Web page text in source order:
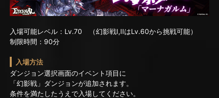
入場可能レベル：Lv.70 （幻影戦I,IIはLv.60から挑戦可能）
制限時間：90分
入場方法
ダンジョン選択画面のイベント項目に
「幻影戦」ダンジョンが追加されます。
条件を満たしたうえで入場してください。